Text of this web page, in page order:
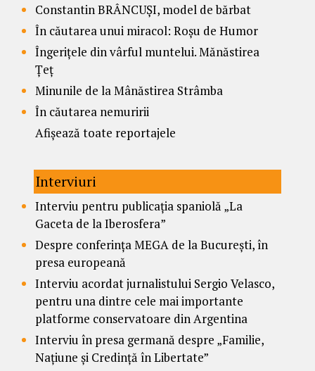
Constantin BRÂNCUȘI, model de bărbat
În căutarea unui miracol: Roșu de Humor
Îngerițele din vârful muntelui. Mănăstirea
Țeț
Minunile de la Mânăstirea Strâmba
În căutarea nemuririi
Afișează toate reportajele
Interviuri
Interviu pentru publicația spaniolă „La
Gaceta de la Iberosfera”
Despre conferința MEGA de la București, în
presa europeană
Interviu acordat jurnalistului Sergio Velasco,
pentru una dintre cele mai importante
platforme conservatoare din Argentina
Interviu în presa germană despre „Familie,
Națiune și Credință în Libertate”